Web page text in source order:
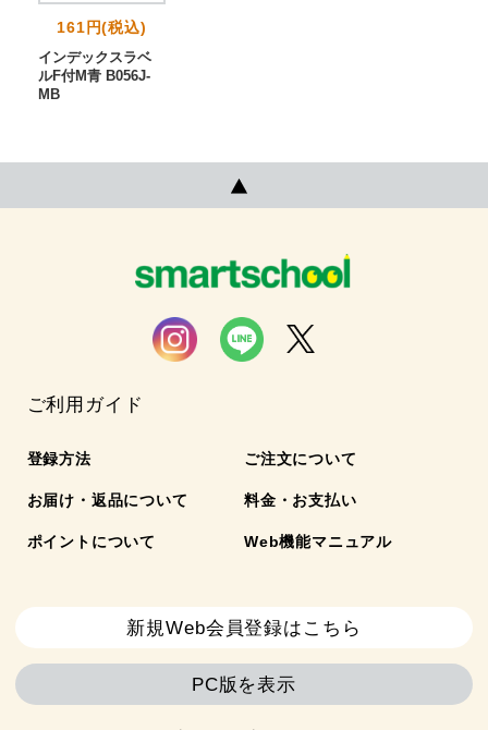
161円(税込)
インデックスラベ
ルF付M青 B056J-
MB
ご利用ガイド
登録方法 ご注文について
お届け・返品について 料金・お支払い
ポイントについて Web機能マニュアル
新規Web会員登録はこちら
PC版を表示